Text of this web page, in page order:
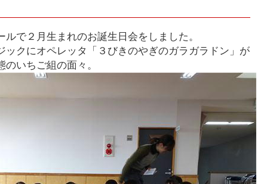
で２月生まれのお誕生日会をしました。
クにオペレッタ「３びきのやぎのガラガラドン」が
いちご組の面々。